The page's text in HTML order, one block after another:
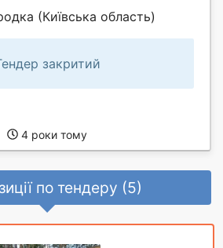
(Київська область)
закритий
4 роки тому
по тендеру (5)